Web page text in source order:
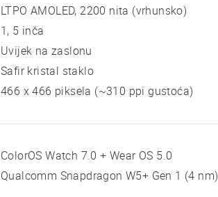
LTPO AMOLED, 2200 nita (vrhunsko)
1, 5 inča
Uvijek na zaslonu
Safir kristal staklo
466 x 466 piksela (~310 ppi gustoća)
ColorOS Watch 7.0 + Wear OS 5.0
Qualcomm Snapdragon W5+ Gen 1 (4 nm)